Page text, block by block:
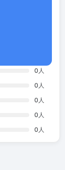
0 人
0 人
0 人
0 人
0 人